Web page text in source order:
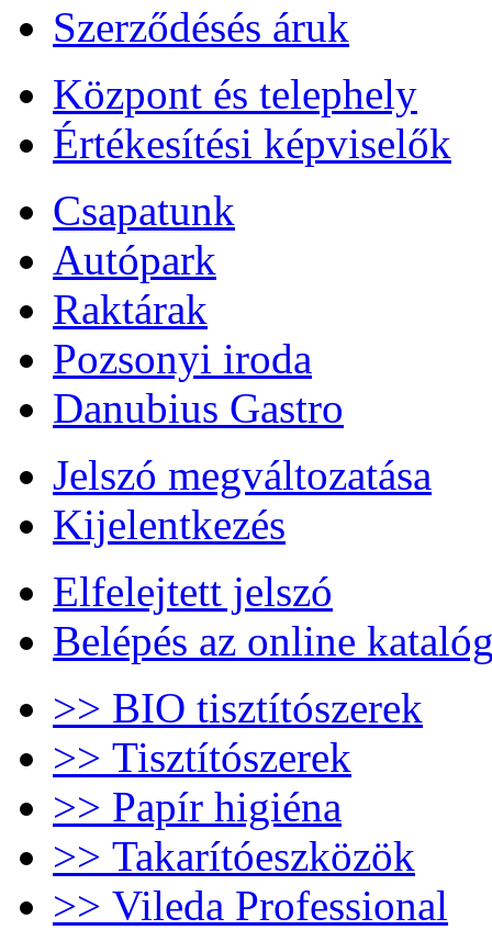
Szerződésés áruk
Központ és telephely
Értékesítési képviselők
Csapatunk
Autópark
Raktárak
Pozsonyi iroda
Danubius Gastro
Jelszó megváltozatása
Kijelentkezés
Elfelejtett jelszó
Belépés az online
>> BIO tisztítószerek
>> Tisztítószerek
>> Papír higiéna
>> Takarítóeszközök
>> Vileda Professional